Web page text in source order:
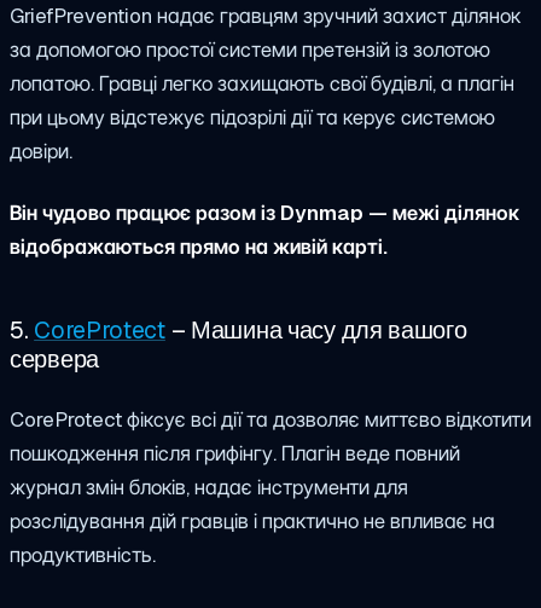
GriefPrevention надає гравцям зручний захист ділянок
за допомогою простої системи претензій із золотою
лопатою. Гравці легко захищають свої будівлі, а плагін
при цьому відстежує підозрілі дії та керує системою
довіри.
Він чудово працює разом із Dynmap — межі ділянок
відображаються прямо на живій карті.
5. CoreProtect– Машина часу для вашого
сервера
CoreProtect фіксує всі дії та дозволяє миттєво відкотити
пошкодження після грифінгу. Плагін веде повний
журнал змін блоків, надає інструменти для
розслідування дій гравців і практично не впливає на
продуктивність.